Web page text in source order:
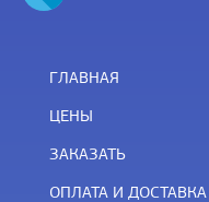
ГЛАВНАЯ
ЦЕНЫ
ЗАКАЗАТЬ
ОПЛАТА И ДОСТАВКА